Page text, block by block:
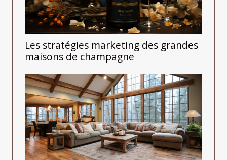
Les stratégies marketing des grandes
maisons de champagne